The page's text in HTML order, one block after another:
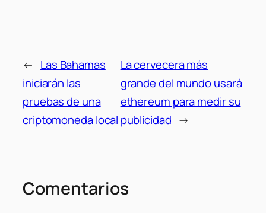
← Las Bahamas
iniciarán las
pruebas de una
criptomoneda local
La cervecera más
grande del mundo usará
ethereum para medir su
publicidad →
Comentarios